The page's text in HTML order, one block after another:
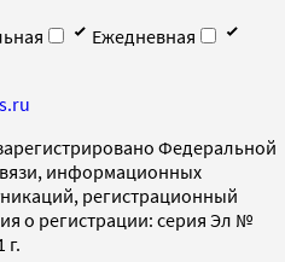
Ежедневная
Федеральной
информационных
регистрационный
о регистрации: серия Эл №
г.